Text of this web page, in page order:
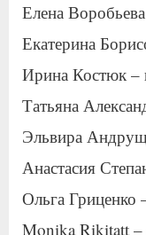
Елена
Екатерина
Ирина Костюк –
Татьяна
Эльвира
Анастасия
Ольга Гриценко
Monika Rikitatt –